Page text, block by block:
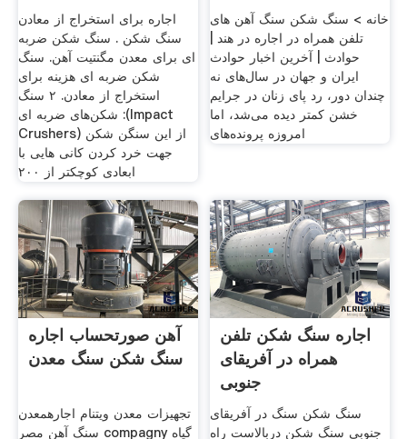
اجاره برای استخراج از معادن
سنگ شکن . سنگ شکن ضربه
ای برای معدن مگنتیت آهن. سنگ
شکن ضربه ای هزینه برای
استخراج از معادن. ۲ سنگ
شکن‌های ضربه ای :(Impact
Crushers) از این سنگن شکن
جهت خرد کردن کانی هایی با
ابعادی کوچکتر از ۲۰۰
خانه > سنگ شکن سنگ آهن های
تلفن همراه در اجاره در هند |
حوادث | آخرین اخبار حوادث
ایران و جهان در سال‌های نه
چندان دور، رد پای زنان در جرایم
خشن کمتر دیده می‌شد، اما
امروزه پرونده‌های
آهن صورتحساب اجاره
سنگ شکن سنگ معدن
تجهیزات معدن ویتنام اجارهمعدن
سنگ آهن مصر compagny گیاه
اجاره سنگ شکن تلفن
همراه در آفریقای
جنوبی
سنگ شکن سنگ در آفریقای
جنوبی سنگ شکن دربالاست راه